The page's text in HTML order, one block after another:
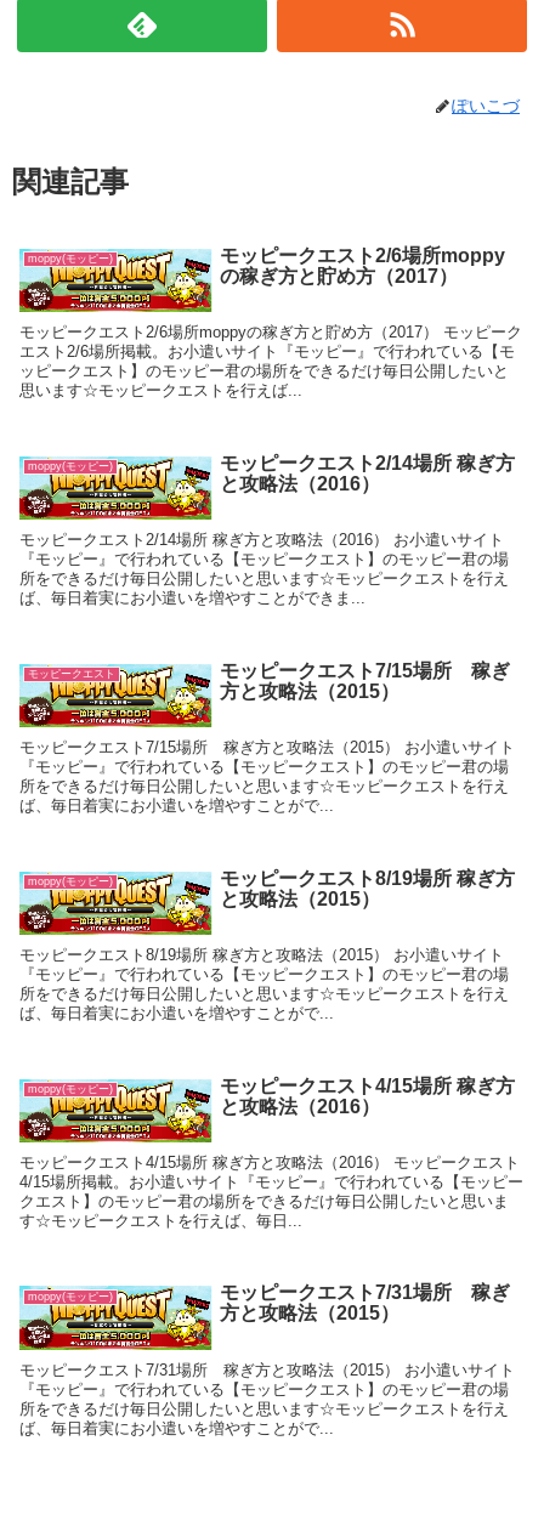
ぽいこづ
関連記事
moppy(モッピー)
モッピークエスト2/6場所moppy
の稼ぎ方と貯め方（2017）
モッピークエスト2/6場所moppyの稼ぎ方と貯め方（2017） モッピーク
エスト2/6場所掲載。お小遣いサイト『モッピー』で行われている【モ
ッピークエスト】のモッピー君の場所をできるだけ毎日公開したいと
思います☆モッピークエストを行えば...
moppy(モッピー)
モッピークエスト2/14場所 稼ぎ方
と攻略法（2016）
モッピークエスト2/14場所 稼ぎ方と攻略法（2016） お小遣いサイト
『モッピー』で行われている【モッピークエスト】のモッピー君の場
所をできるだけ毎日公開したいと思います☆モッピークエストを行え
ば、毎日着実にお小遣いを増やすことができま...
モッピークエスト
モッピークエスト7/15場所 稼ぎ
方と攻略法（2015）
モッピークエスト7/15場所 稼ぎ方と攻略法（2015） お小遣いサイト
『モッピー』で行われている【モッピークエスト】のモッピー君の場
所をできるだけ毎日公開したいと思います☆モッピークエストを行え
ば、毎日着実にお小遣いを増やすことがで...
moppy(モッピー)
モッピークエスト8/19場所 稼ぎ方
と攻略法（2015）
モッピークエスト8/19場所 稼ぎ方と攻略法（2015） お小遣いサイト
『モッピー』で行われている【モッピークエスト】のモッピー君の場
所をできるだけ毎日公開したいと思います☆モッピークエストを行え
ば、毎日着実にお小遣いを増やすことがで...
moppy(モッピー)
モッピークエスト4/15場所 稼ぎ方
と攻略法（2016）
モッピークエスト4/15場所 稼ぎ方と攻略法（2016） モッピークエスト
4/15場所掲載。お小遣いサイト『モッピー』で行われている【モッピー
クエスト】のモッピー君の場所をできるだけ毎日公開したいと思いま
す☆モッピークエストを行えば、毎日...
moppy(モッピー)
モッピークエスト7/31場所 稼ぎ
方と攻略法（2015）
モッピークエスト7/31場所 稼ぎ方と攻略法（2015） お小遣いサイト
『モッピー』で行われている【モッピークエスト】のモッピー君の場
所をできるだけ毎日公開したいと思います☆モッピークエストを行え
ば、毎日着実にお小遣いを増やすことがで...